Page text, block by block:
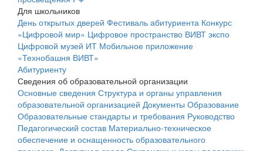
Для школьников
День открытых дверей Фестиваль абитуриента Конкурс
«Цифровой мир» Цифровое пространство ВИВТ экспо
Цифровой музей ИТ Мобильное приложение
«Технобашня ВИВТ»
Абитуриенту
Сведения об образовательной организации
Основные сведения Структура и органы управления
образовательной организацией Документы Образование
Образовательные стандарты и требования Руководство
Педагогический состав Материально-техническое
обеспечение и оснащенность образовательного